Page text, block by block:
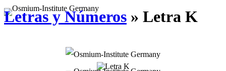
Letras y Números » Letra K